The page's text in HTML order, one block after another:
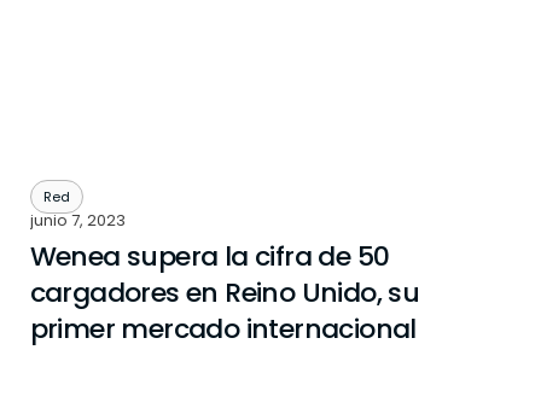
Red
junio 7, 2023
Wenea supera la cifra de 50
cargadores en Reino Unido, su
primer mercado internacional